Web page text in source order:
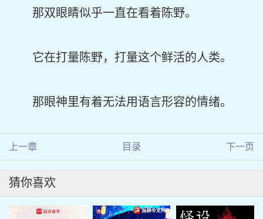
那双眼睛似乎一直在看着陈野。
它在打量陈野，打量这个鲜活的人类。
那眼神里有着无法用语言形容的情绪。
上一章 目录 下一页
猜你喜欢